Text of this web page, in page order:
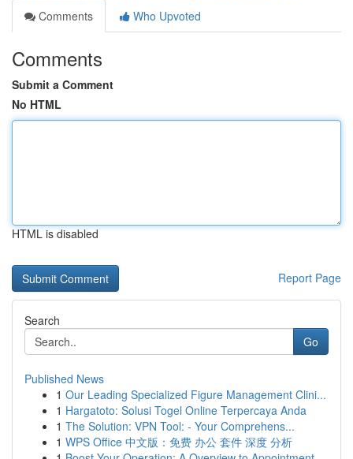
Comments
Who Upvoted
Comments
Submit a Comment
No HTML
HTML is disabled
Report Page
Search
Go
Published News
1 Our Leading Specialized Figure Management Clini...
1 Hargatoto: Solusi Togel Online Terpercaya Anda
1 The Solution: VPN Tool: - Your Comprehens...
1 WPS Office 中文版：免费 办公 套件 深度 分析